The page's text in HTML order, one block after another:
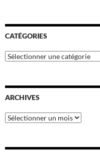
CATÉGORIES
Catégories
ARCHIVES
Archives